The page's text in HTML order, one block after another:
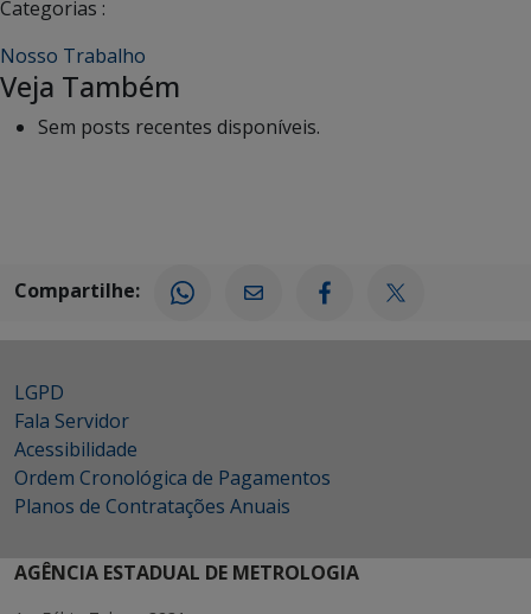
Categorias :
Nosso Trabalho
Veja Também
Sem posts recentes disponíveis.
Compartilhe:
LGPD
Fala Servidor
Acessibilidade
Ordem Cronológica de Pagamentos
Planos de Contratações Anuais
AGÊNCIA ESTADUAL DE METROLOGIA